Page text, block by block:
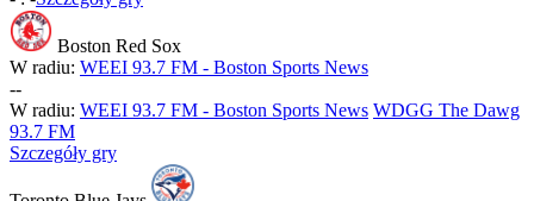
Boston Red Sox
W radiu: WEEI 93.7 FM - Boston Sports News
--
W radiu: WEEI 93.7 FM - Boston Sports News WDGG The Dawg
93.7 FM
Szczegóły gry